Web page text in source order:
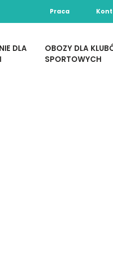
Praca
DLA
OBOZY DLA
SPORTOWYCH